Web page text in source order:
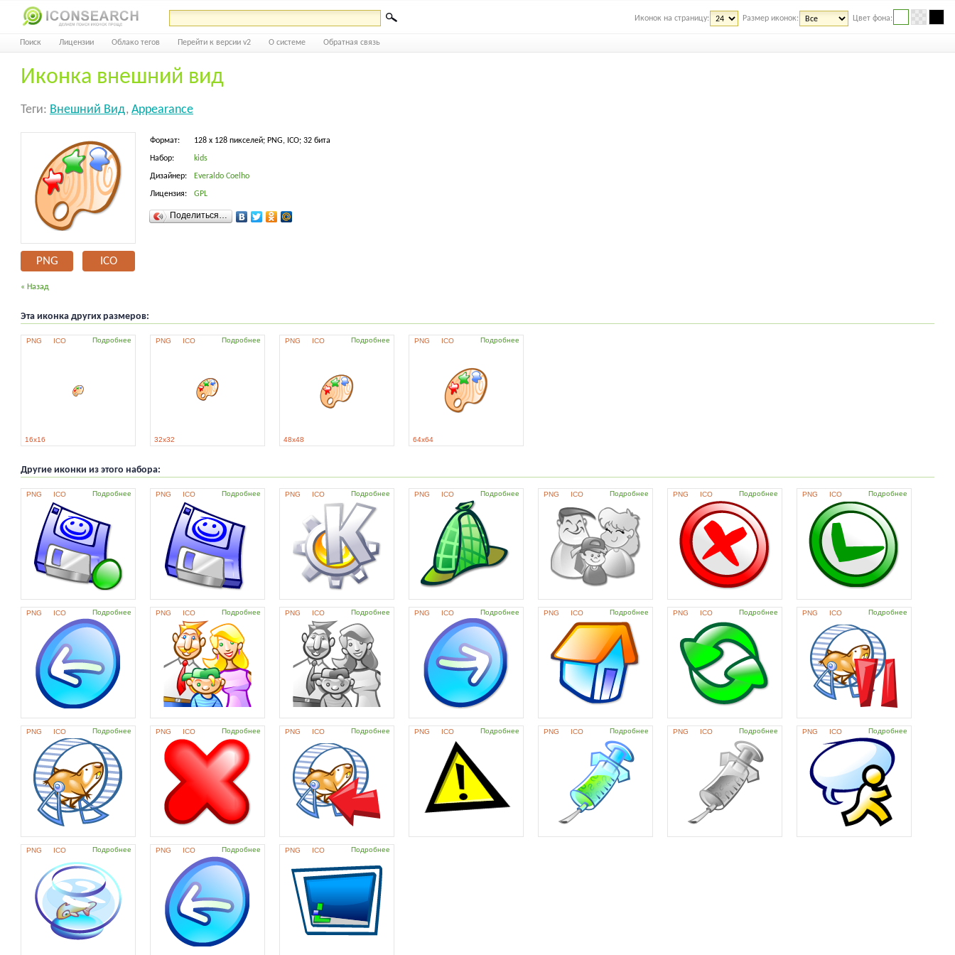
Иконок на страницу: Размер иконок: Цвет фона:
Поиск Лицензии Облако тегов Перейти к версии v2 О системе Обратная связь
Иконка внешний вид
Теги: Внешний Вид, Appearance
PNG ICO
Формат: 128 x 128 пикселей; PNG, ICO; 32 бита
Набор: kids
Дизайнер: Everaldo Coelho
Лицензия: GPL
Поделиться…
« Назад
Эта иконка других размеров:
PNG ICO Подробнее
16x16
PNG ICO Подробнее
32x32
PNG ICO Подробнее
48x48
PNG ICO Подробнее
64x64
Другие иконки из этого набора:
PNG ICO Подробнее PNG ICO Подробнее PNG ICO Подробнее PNG ICO Подробнее PNG ICO Подробнее PNG ICO Подробнее PNG ICO Подробнее
PNG ICO Подробнее PNG ICO Подробнее PNG ICO Подробнее PNG ICO Подробнее PNG ICO Подробнее PNG ICO Подробнее PNG ICO Подробнее
PNG ICO Подробнее PNG ICO Подробнее PNG ICO Подробнее PNG ICO Подробнее PNG ICO Подробнее PNG ICO Подробнее PNG ICO Подробнее
PNG ICO Подробнее PNG ICO Подробнее PNG ICO Подробнее